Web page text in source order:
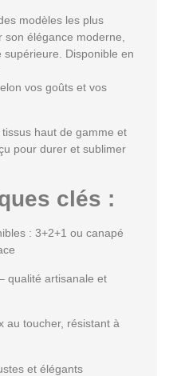
modèles les plus
son élégance moderne
supérieure . Disponible en
vos goûts et vos
tissus haut de gamme et
pour durer et sublimer
clés :
: 3+2+1 ou canapé
qualité artisanale et
au toucher, résistant à
et élégants